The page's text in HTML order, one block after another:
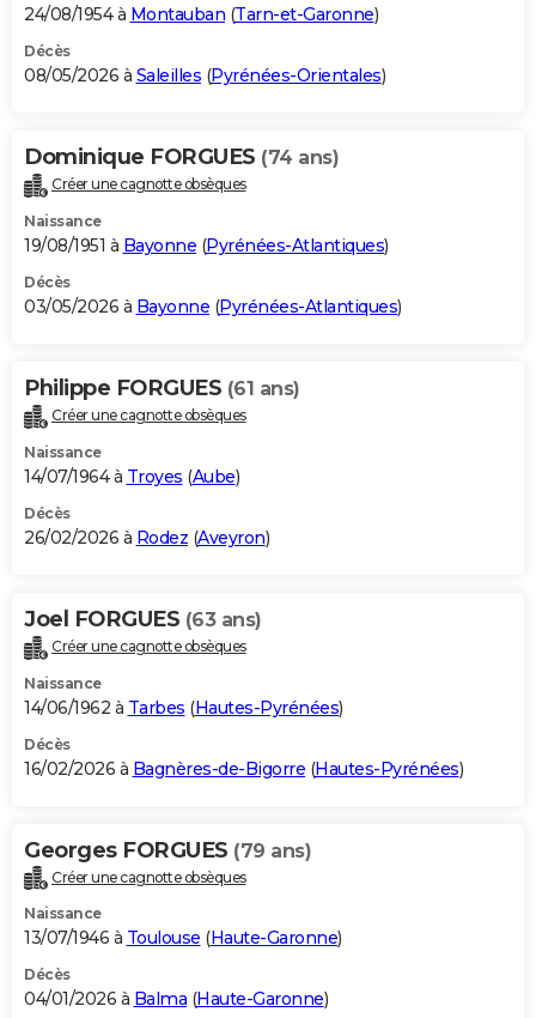
GUIDES D'ACHAT
BONS PLANS
Carte de Noël
Carte Bonne année
Carte Saint-Valentin
Carte Pâques
Carte d'anniversaire
DICTIONNAIRE
Dictionnaire
Biographies
Citations
Expressions
Proverbes
PROGRAMME TV
S'inscrire
Se connecter
Lycées
Collèges
Primaires
Universités
Entreprises
Service militaire
Avis de recherche
AVIS DE DÉCÈS
Bricolage
Lifestyle
Culture
Sport
Auto
Television
Voyage
Cinema
24/08/1954 à Montauban (Tarn-et-Garonne)
Décès
08/05/2026 à Saleilles (Pyrénées-Orientales)
Dominique FORGUES (74 ans)
Créer une cagnotte obsèques
Naissance
19/08/1951 à Bayonne (Pyrénées-Atlantiques)
Décès
03/05/2026 à Bayonne (Pyrénées-Atlantiques)
Philippe FORGUES (61 ans)
Créer une cagnotte obsèques
Naissance
14/07/1964 à Troyes (Aube)
Décès
26/02/2026 à Rodez (Aveyron)
Joel FORGUES (63 ans)
Créer une cagnotte obsèques
Naissance
14/06/1962 à Tarbes (Hautes-Pyrénées)
Décès
16/02/2026 à Bagnères-de-Bigorre (Hautes-Pyrénées)
Georges FORGUES (79 ans)
Créer une cagnotte obsèques
Naissance
13/07/1946 à Toulouse (Haute-Garonne)
Décès
04/01/2026 à Balma (Haute-Garonne)